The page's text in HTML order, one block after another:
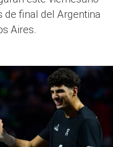
de final del Argentina
Aires.